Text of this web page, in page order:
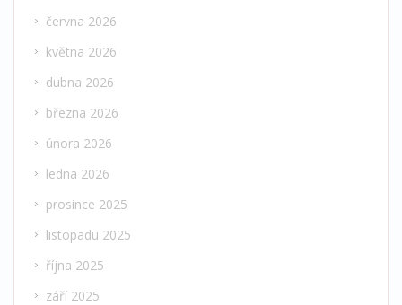
června 2026
května 2026
dubna 2026
března 2026
února 2026
ledna 2026
prosince 2025
listopadu 2025
října 2025
září 2025